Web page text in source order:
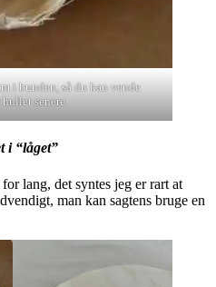
i bunden, så du kan vende
senere.
i “låget”
lang, det syntes jeg er rart at
man kan sagtens bruge en